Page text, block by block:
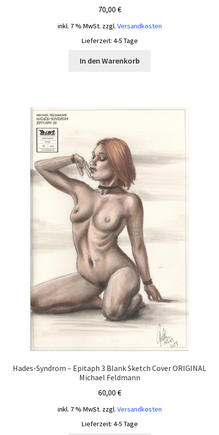
70,00 €
inkl. 7 % MwSt. zzgl. Versandkosten
Lieferzeit: 4-5 Tage
In den Warenkorb
Hades-Syndrom – Epitaph 3 Blank Sketch Cover ORIGINAL
Michael Feldmann
60,00 €
inkl. 7 % MwSt. zzgl. Versandkosten
Lieferzeit: 4-5 Tage